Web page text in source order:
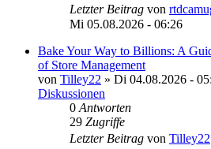
Letzter Beitrag von
Mi 05.08.2026 - 06:26
Bake Your Way to Billions: A
of Store Management
von Tilley22 » Di 04.08.2026 -
Diskussionen
0 Antworten
29 Zugriffe
Letzter Beitrag von Tilley22